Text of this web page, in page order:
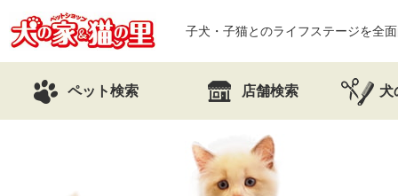
子犬・子猫とのライフステージを全
ペット検索 店舗検索 犬